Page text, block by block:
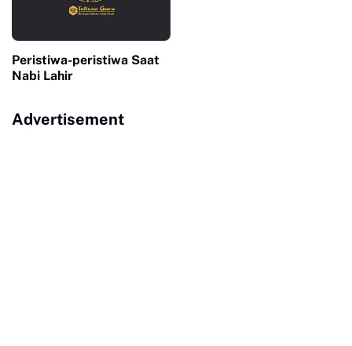
Peristiwa-peristiwa Saat
Nabi Lahir
Advertisement